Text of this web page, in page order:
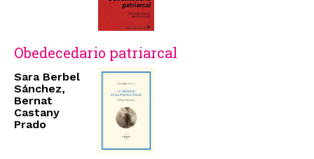
Obedecedario patriarcal
Sara Berbel
Sánchez,
Bernat
Castany
Prado